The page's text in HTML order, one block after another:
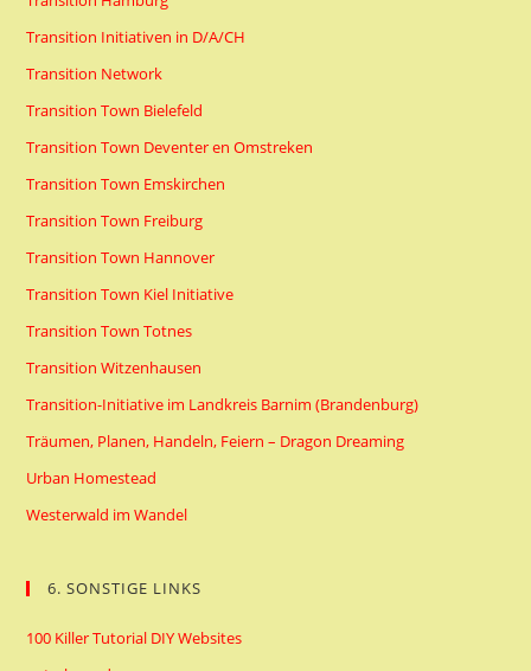
Transition Initiativen in D/A/CH
Transition Network
Transition Town Bielefeld
Transition Town Deventer en Omstreken
Transition Town Emskirchen
Transition Town Freiburg
Transition Town Hannover
Transition Town Kiel Initiative
Transition Town Totnes
Transition Witzenhausen
Transition-Initiative im Landkreis Barnim (Brandenburg)
Träumen, Planen, Handeln, Feiern – Dragon Dreaming
Urban Homestead
Westerwald im Wandel
6. SONSTIGE LINKS
100 Killer Tutorial DIY Websites